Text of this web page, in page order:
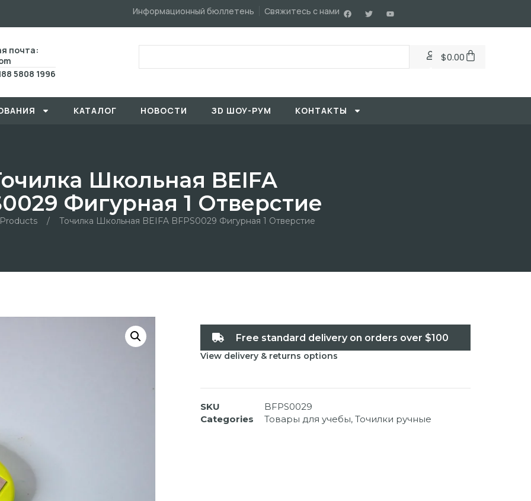
Информационный бюллетень Свяжитесь с нами
почта:
5808 1996
$0.00
КАТАЛОГ HОBOCTИ ЗD ШОУ-РУМ KОНТАКТЫ
Школьная BEIFA
Фигурная 1 Отверстие
Products / Точилка Школьная BEIFA BFPS0029 Фигурная 1 Отверстие
Free standard delivery on orders over $100
View delivery & returns options
SKU
BFPS0029
Categories
Товары для учебы, Точилки ручные